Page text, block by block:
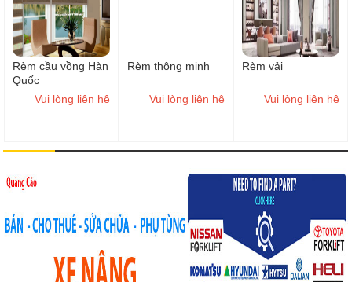
Rèm cầu vồng Hàn
Quốc
Vui lòng liên hệ
Rèm thông minh
Vui lòng liên hệ
Rèm vải
Vui lòng liên hệ